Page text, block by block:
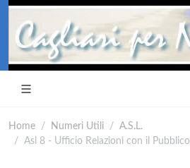
Home Numeri Utili
A.S.L.
Asl 8 - Ufficio Relazioni con il Pubblico